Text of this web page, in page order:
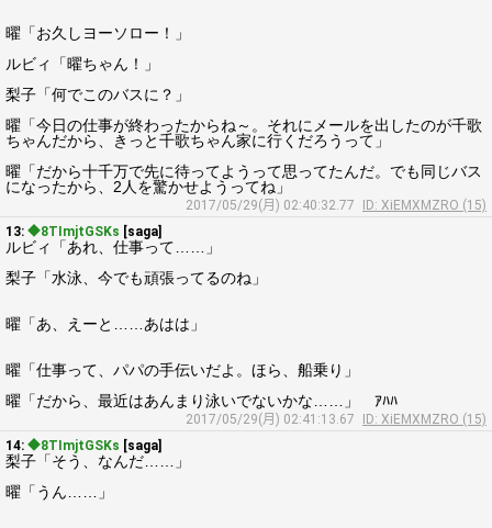
曜「お久しヨーソロー！」
ルビィ「曜ちゃん！」
梨子「何でこのバスに？」
曜「今日の仕事が終わったからね～。それにメールを出したのが千歌
ちゃんだから、きっと千歌ちゃん家に行くだろうって」
曜「だから十千万で先に待ってようって思ってたんだ。でも同じバス
になったから、2人を驚かせようってね」
2017/05/29(月) 02:40:32.77
ID: XiEMXMZRO (15)
13: ◆8TImjtGSKs [saga]
ルビィ「あれ、仕事って……」
梨子「水泳、今でも頑張ってるのね」
曜「あ、えーと……あはは」
曜「仕事って、パパの手伝いだよ。ほら、船乗り」
曜「だから、最近はあんまり泳いでないかな……」 ｱﾊﾊ
2017/05/29(月) 02:41:13.67
ID: XiEMXMZRO (15)
14: ◆8TImjtGSKs [saga]
梨子「そう、なんだ……」
曜「うん……」